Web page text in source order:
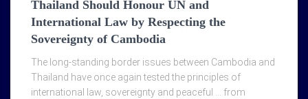
Thailand Should Honour UN and
International Law by Respecting the
Sovereignty of Cambodia
The long-standing border issues between Cambodia and
Thailand have once again tested the principles of
international law, sovereignty and peaceful … from